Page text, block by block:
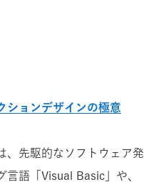
ションデザインの極意
、先駆的なソフトウェア発
言語「Visual Basic」や、